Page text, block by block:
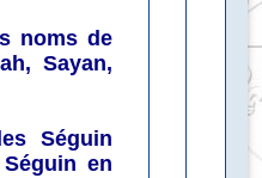
noms de
Sayan,
Séguin
en